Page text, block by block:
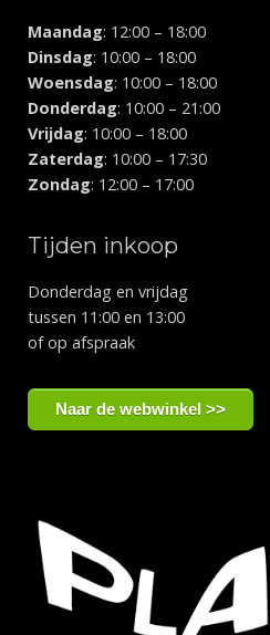
Maandag: 12:00 – 18:00
Dinsdag: 10:00 – 18:00
Woensdag: 10:00 – 18:00
Donderdag: 10:00 – 21:00
Vrijdag: 10:00 – 18:00
Zaterdag: 10:00 – 17:30
Zondag: 12:00 – 17:00
Tijden inkoop
Donderdag en vrijdag
tussen 11:00 en 13:00
of op afspraak
Naar de webwinkel >>